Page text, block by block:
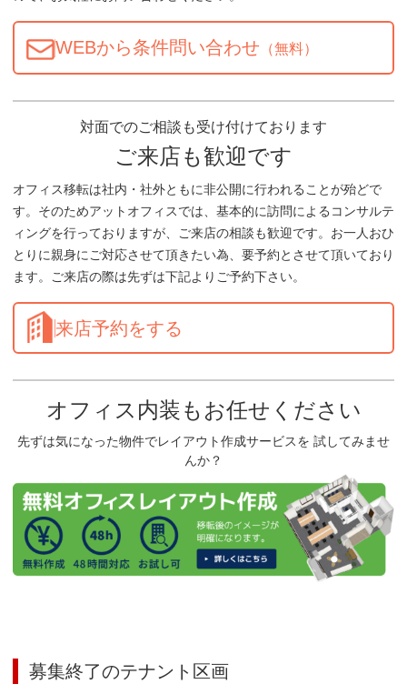
WEBから条件問い合わせ （無料）
対面でのご相談も受け付けております
ご来店も歓迎です
オフィス移転は社内・社外ともに非公開に行われることが殆どで
す。そのためアットオフィスでは、基本的に訪問によるコンサルテ
ィングを行っておりますが、ご来店の相談も歓迎です。お一人おひ
とりに親身にご対応させて頂きたい為、要予約とさせて頂いており
ます。ご来店の際は先ずは下記よりご予約下さい。
来店予約をする
オフィス内装もお任せください
先ずは気になった物件でレイアウト作成サービスを 試してみませ
んか？
募集終了のテナント区画